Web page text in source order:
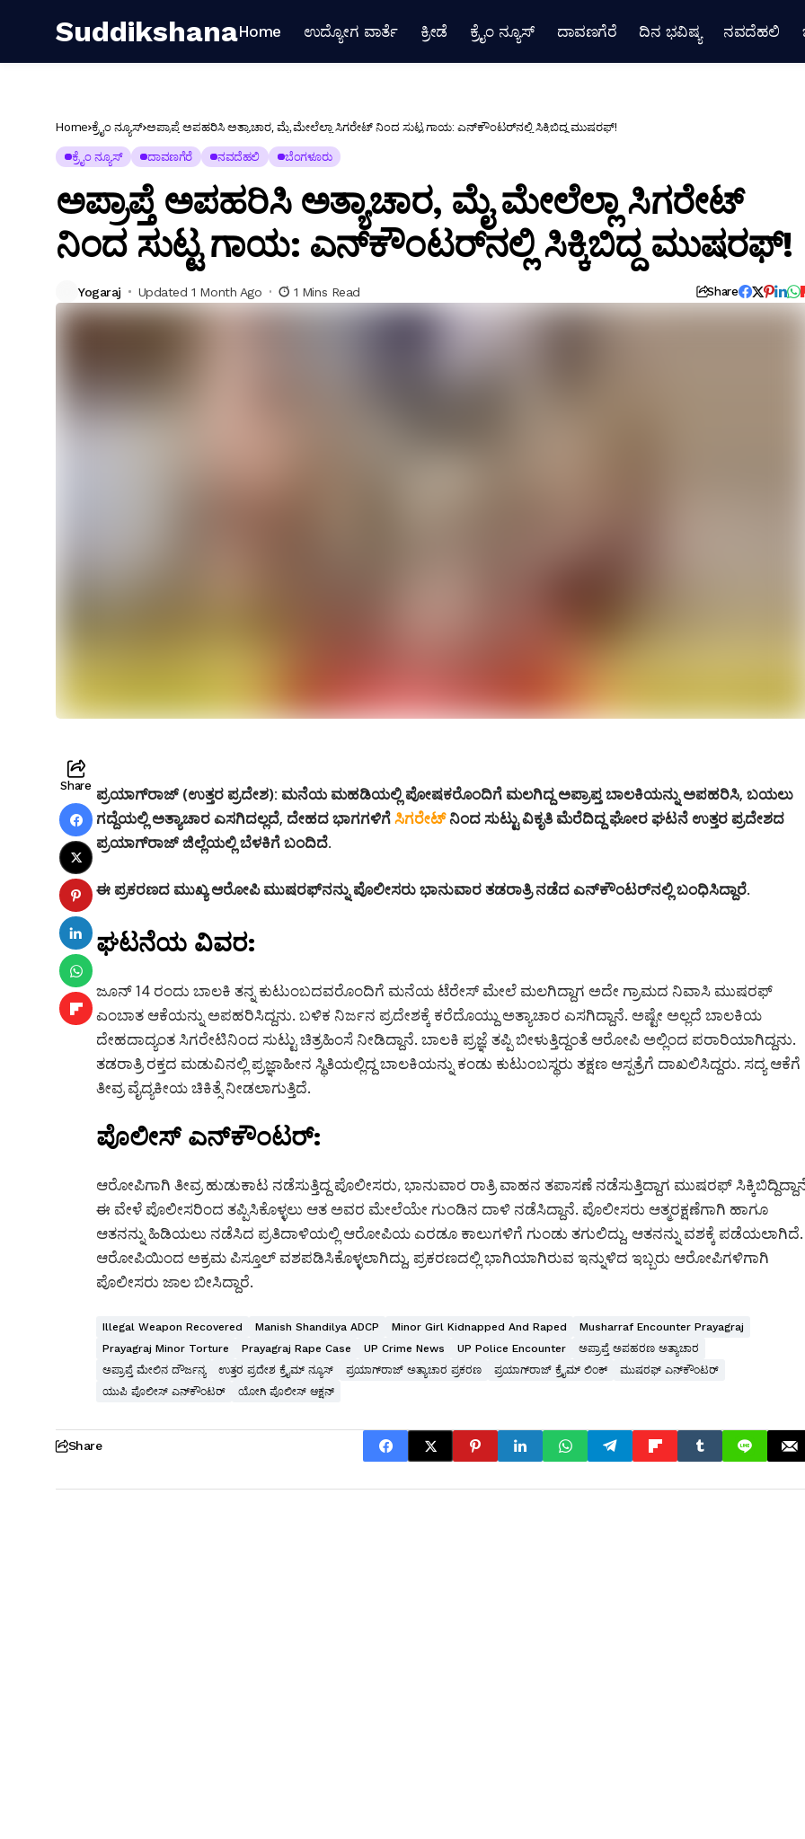
SuddikshanaHome ಉದ್ಯೋಗ ವಾರ್ತೆ ಕ್ರೀಡೆ ಕ್ರೈಂ ನ್ಯೂಸ್ ದಾವಣಗೆರೆ ದಿನ ಭವಿಷ್ಯ ನವದೆಹಲಿ
Home ಕ್ರೈಂ ನ್ಯೂಸ್ ಅಪ್ರಾಪ್ತೆ ಅಪಹರಿಸಿ ಅತ್ಯಾಚಾರ, ಮೈ ಮೇಲೆಲ್ಲಾ ಸಿಗರೇಟ್ ನಿಂದ ಸುಟ್ಟ ಗಾಯ: ಎನ್‌ಕೌಂಟರ್‌ನಲ್ಲಿ ಸಿಕ್ಕಿಬಿದ್ದ ಮುಷರಫ್!
ಕ್ರೈಂ ನ್ಯೂಸ್ ದಾವಣಗೆರೆ ನವದೆಹಲಿ ಬೆಂಗಳೂರು
ಅಪ್ರಾಪ್ತೆ ಅಪಹರಿಸಿ ಅತ್ಯಾಚಾರ, ಮೈ ಮೇಲೆಲ್ಲಾ ಸಿಗರೇಟ್
ನಿಂದ ಸುಟ್ಟ ಗಾಯ: ಎನ್‌ಕೌಂಟರ್‌ನಲ್ಲಿ ಸಿಕ್ಕಿಬಿದ್ದ ಮುಷರಫ್!
Yogaraj Updated 1 Month Ago 1 Mins Read Share
Share ಪ್ರಯಾಗ್‌ರಾಜ್ (ಉತ್ತರ ಪ್ರದೇಶ): ಮನೆಯ ಮಹಡಿಯಲ್ಲಿ ಪೋಷಕರೊಂದಿಗೆ ಮಲಗಿದ್ದ ಅಪ್ರಾಪ್ತ ಬಾಲಕಿಯನ್ನು ಅಪಹರಿಸಿ, ಬಯಲು
ಗದ್ದೆಯಲ್ಲಿ ಅತ್ಯಾಚಾರ ಎಸಗಿದಲ್ಲದೆ, ದೇಹದ ಭಾಗಗಳಿಗೆಸಿಗರೇಟ್ನಿಂದ ಸುಟ್ಟು ವಿಕೃತಿ ಮೆರೆದಿದ್ದ ಘೋರ ಘಟನೆ ಉತ್ತರ ಪ್ರದೇಶದ
ಪ್ರಯಾಗ್‌ರಾಜ್ ಜಿಲ್ಲೆಯಲ್ಲಿ ಬೆಳಕಿಗೆ ಬಂದಿದೆ.
ಈ ಪ್ರಕರಣದ ಮುಖ್ಯ ಆರೋಪಿ ಮುಷರಫ್‌ನನ್ನು ಪೊಲೀಸರು ಭಾನುವಾರ ತಡರಾತ್ರಿ ನಡೆದ ಎನ್‌ಕೌಂಟರ್‌ನಲ್ಲಿ ಬಂಧಿಸಿದ್ದಾರೆ.
ಘಟನೆಯ ವಿವರ:
ಜೂನ್ 14 ರಂದು ಬಾಲಕಿ ತನ್ನ ಕುಟುಂಬದವರೊಂದಿಗೆ ಮನೆಯ ಟೆರೇಸ್ ಮೇಲೆ ಮಲಗಿದ್ದಾಗ ಅದೇ ಗ್ರಾಮದ ನಿವಾಸಿ ಮುಷರಫ್
ಎಂಬಾತ ಆಕೆಯನ್ನು ಅಪಹರಿಸಿದ್ದನು. ಬಳಿಕ ನಿರ್ಜನ ಪ್ರದೇಶಕ್ಕೆ ಕರೆದೊಯ್ದು ಅತ್ಯಾಚಾರ ಎಸಗಿದ್ದಾನೆ. ಅಷ್ಟೇ ಅಲ್ಲದೆ ಬಾಲಕಿಯ
ದೇಹದಾದ್ಯಂತ ಸಿಗರೇಟಿನಿಂದ ಸುಟ್ಟು ಚಿತ್ರಹಿಂಸೆ ನೀಡಿದ್ದಾನೆ. ಬಾಲಕಿ ಪ್ರಜ್ಞೆ ತಪ್ಪಿ ಬೀಳುತ್ತಿದ್ದಂತೆ ಆರೋಪಿ ಅಲ್ಲಿಂದ ಪರಾರಿಯಾಗಿದ್ದನು.
ತಡರಾತ್ರಿ ರಕ್ತದ ಮಡುವಿನಲ್ಲಿ ಪ್ರಜ್ಞಾಹೀನ ಸ್ಥಿತಿಯಲ್ಲಿದ್ದ ಬಾಲಕಿಯನ್ನು ಕಂಡು ಕುಟುಂಬಸ್ಥರು ತಕ್ಷಣ ಆಸ್ಪತ್ರೆಗೆ ದಾಖಲಿಸಿದ್ದರು. ಸದ್ಯ ಆಕೆಗೆ
ತೀವ್ರ ವೈದ್ಯಕೀಯ ಚಿಕಿತ್ಸೆ ನೀಡಲಾಗುತ್ತಿದೆ.
ಪೊಲೀಸ್ ಎನ್‌ಕೌಂಟರ್:
ಆರೋಪಿಗಾಗಿ ತೀವ್ರ ಹುಡುಕಾಟ ನಡೆಸುತ್ತಿದ್ದ ಪೊಲೀಸರು, ಭಾನುವಾರ ರಾತ್ರಿ ವಾಹನ ತಪಾಸಣೆ ನಡೆಸುತ್ತಿದ್ದಾಗ ಮುಷರಫ್
ಈ ವೇಳೆ ಪೊಲೀಸರಿಂದ ತಪ್ಪಿಸಿಕೊಳ್ಳಲು ಆತ ಅವರ ಮೇಲೆಯೇ ಗುಂಡಿನ ದಾಳಿ ನಡೆಸಿದ್ದಾನೆ. ಪೊಲೀಸರು ಆತ್ಮರಕ್ಷಣೆಗಾಗಿ ಹಾಗೂ
ಆತನನ್ನು ಹಿಡಿಯಲು ನಡೆಸಿದ ಪ್ರತಿದಾಳಿಯಲ್ಲಿ ಆರೋಪಿಯ ಎರಡೂ ಕಾಲುಗಳಿಗೆ ಗುಂಡು ತಗುಲಿದ್ದು, ಆತನನ್ನು ವಶಕ್ಕೆ ಪಡೆಯಲಾಗಿದೆ.
ಆರೋಪಿಯಿಂದ ಅಕ್ರಮ ಪಿಸ್ತೂಲ್ ವಶಪಡಿಸಿಕೊಳ್ಳಲಾಗಿದ್ದು, ಪ್ರಕರಣದಲ್ಲಿ ಭಾಗಿಯಾಗಿರುವ ಇನ್ನುಳಿದ ಇಬ್ಬರು ಆರೋಪಿಗಳಿಗಾಗಿ
ಪೊಲೀಸರು ಜಾಲ ಬೀಸಿದ್ದಾರೆ.
Illegal Weapon Recovered Manish Shandilya ADCP Minor Girl Kidnapped And Raped
Musharraf Encounter Prayagraj
Prayagraj Minor Torture
Prayagraj Rape Case UP Crime News UP Police Encounter
ಅಪ್ರಾಪ್ತೆ ಅಪಹರಣ ಅತ್ಯಾಚಾರ
ಅಪ್ರಾಪ್ತೆ ಮೇಲಿನ ದೌರ್ಜನ್ಯ
ಉತ್ತರ ಪ್ರದೇಶ ಕ್ರೈಮ್ ನ್ಯೂಸ್ ಪ್ರಯಾಗ್‌ರಾಜ್ ಅತ್ಯಾಚಾರ ಪ್ರಕರಣ ಪ್ರಯಾಗ್‌ರಾಜ್ ಕ್ರೈಮ್ ಲಿಂಕ್
ಮುಷರಫ್ ಎನ್‌ಕೌಂಟರ್
ಯುಪಿ ಪೊಲೀಸ್ ಎನ್‌ಕೌಂಟರ್
ಯೋಗಿ ಪೊಲೀಸ್ ಆಕ್ಷನ್
Share